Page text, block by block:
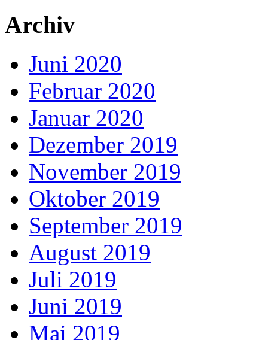
Archiv
Juni 2020
Februar 2020
Januar 2020
Dezember 2019
November 2019
Oktober 2019
September 2019
August 2019
Juli 2019
Juni 2019
Mai 2019